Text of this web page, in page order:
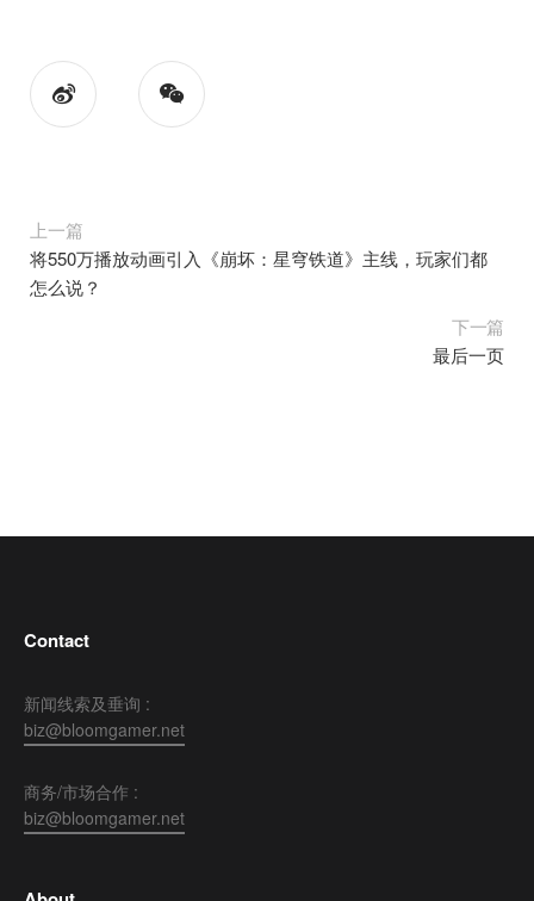
上一篇
将550万播放动画引入《崩坏：星穹铁道》主线，玩家们都
怎么说？
下一篇
最后一页
Contact
新闻线索及垂询 :
biz@bloomgamer.net
商务/市场合作 :
biz@bloomgamer.net